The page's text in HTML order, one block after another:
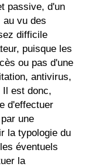
passive, d'un
au vu des
difficile
puisque les
ou pas d'une
antivirus,
Il est donc,
d'effectuer
une
la typologie du
éventuels
la